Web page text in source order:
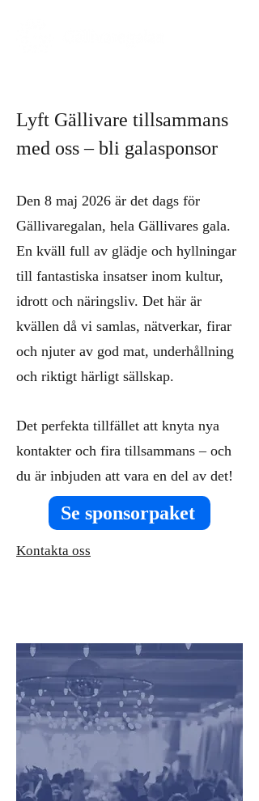
Lyft Gällivare tillsammans
med oss – bli galasponsor
​Den 8 maj 2026 är det dags för
Gällivaregalan, hela Gällivares gala.
En kväll full av glädje och hyllningar
till fantastiska insatser inom kultur,
idrott och näringsliv.​ Det här är
kvällen då vi samlas, nätverkar, firar
och njuter av god mat, underhållning
och riktigt härligt sällskap.
Det perfekta tillfället att knyta nya
kontakter och fira tillsammans – och
du är inbjuden att vara en del av det!
Se sponsorpaket
Kontakta oss